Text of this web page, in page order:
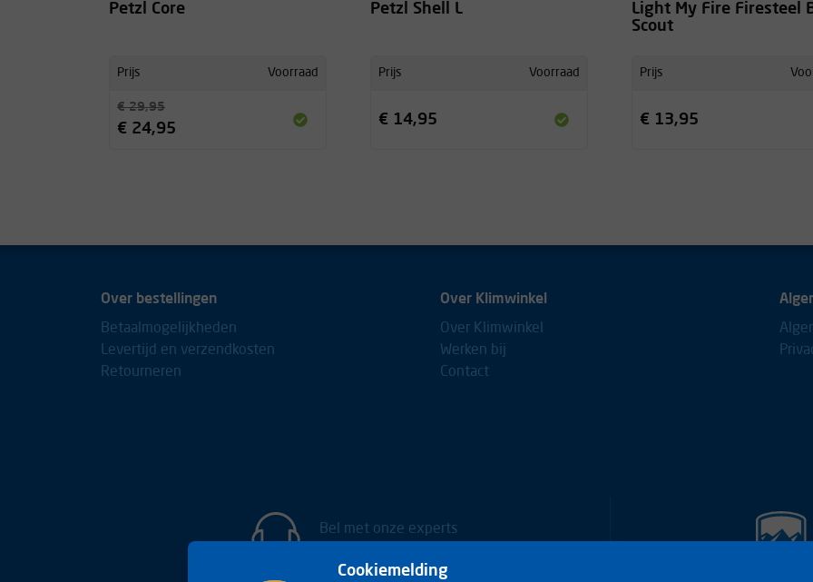
Petzl Core
Prijs Voorraad
€ 29,95
€ 24,95
Petzl Shell L
Prijs Voorraad
€ 14,95
Light My Fire Firesteel
Scout
Prijs
€ 13,95
Over bestellingen
Betaalmogelijkheden
Levertijd en verzendkosten
Retourneren
Over Klimwinkel
Over Klimwinkel
Werken bij
Contact
Bel met onze experts
Cookiemelding